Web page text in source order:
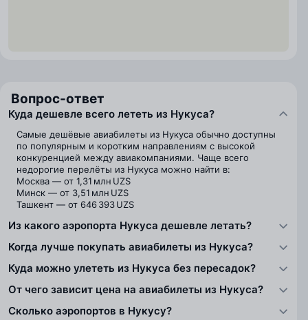
Вопрос-ответ
Куда дешевле всего лететь из Нукуса?
Самые дешёвые авиабилеты из Нукуса обычно доступны
по популярным и коротким направлениям с высокой
конкуренцией между авиакомпаниями. Чаще всего
недорогие перелёты из Нукуса можно найти в:
Москва — от 1,31 млн UZS
Минск — от 3,51 млн UZS
Ташкент — от 646 393 UZS
Из какого аэропорта Нукуса дешевле летать?
Когда лучше покупать авиабилеты из Нукуса?
Куда можно улететь из Нукуса без пересадок?
От чего зависит цена на авиабилеты из Нукуса?
Сколько аэропортов в Нукусу?